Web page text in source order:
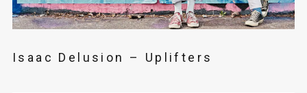
Isaac Delusion – Uplifters